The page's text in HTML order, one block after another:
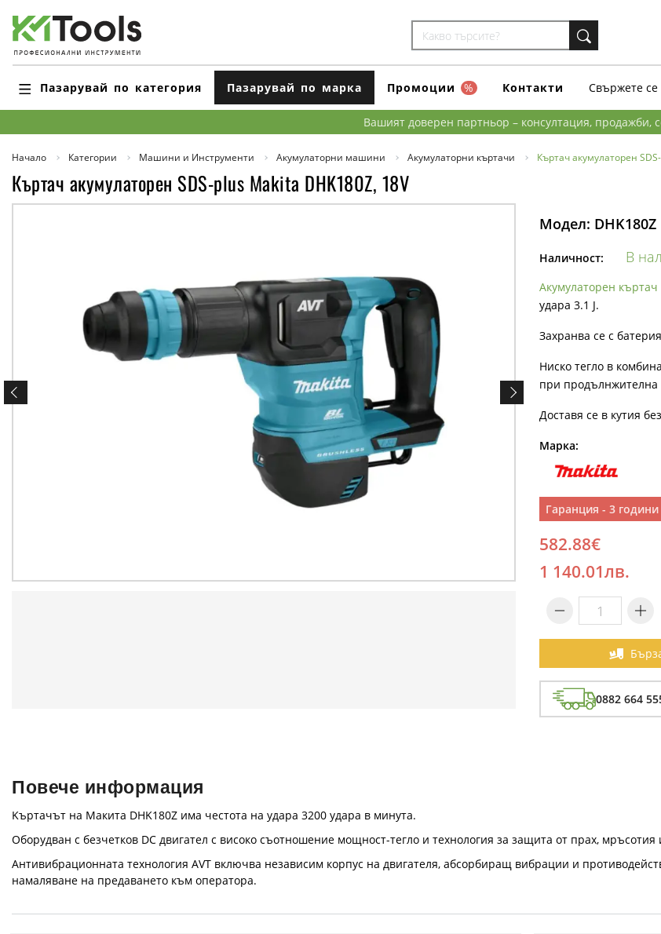
Пазарувай по категория Пазарувай по марка Промоции % Контакти Свържете се
Вашият доверен партньор – консултация, продажби,
Начало Категории Машини и Инструменти Акумулаторни машини Акумулаторни къртачи Къртач акумулаторен
Къртач акумулаторен SDS-plus Makita DHK180Z, 18V
Модел: DHK180Z
Наличност: В
Акумулаторен къртач
удара 3.1 J.
Захранва се с
Ниско тегло в
при продълнжителна
Доставя се в кутия
Марка:
Гаранция - 3 години
582.88€
1 140.01лв.
0882 664
Повече информация
Kъртачът на Макита DHK180Z има честота на удара 3200 удара в минута.
Оборудван с безчетков DC двигател с високо съотношение мощност-тегло и технология за защита от прах, мръсотия
Антивибрационната технология AVT включва независим корпус на двигателя, абсорбиращ вибрации и
намаляване на предаването към оператора.